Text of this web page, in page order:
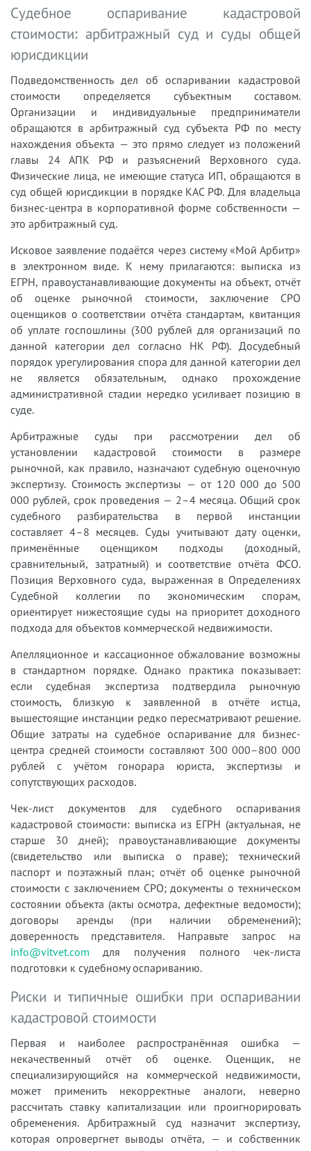
Судебное оспаривание кадастровой
стоимости: арбитражный суд и суды общей
юрисдикции
Подведомственность дел об оспаривании кадастровой
стоимости определяется субъектным составом.
Организации и индивидуальные предприниматели
обращаются в арбитражный суд субъекта РФ по месту
нахождения объекта — это прямо следует из положений
главы 24 АПК РФ и разъяснений Верховного суда.
Физические лица, не имеющие статуса ИП, обращаются в
суд общей юрисдикции в порядке КАС РФ. Для владельца
бизнес-центра в корпоративной форме собственности —
это арбитражный суд.
Исковое заявление подаётся через систему «Мой Арбитр»
в электронном виде. К нему прилагаются: выписка из
ЕГРН, правоустанавливающие документы на объект, отчёт
об оценке рыночной стоимости, заключение СРО
оценщиков о соответствии отчёта стандартам, квитанция
об уплате госпошлины (300 рублей для организаций по
данной категории дел согласно НК РФ). Досудебный
порядок урегулирования спора для данной категории дел
не является обязательным, однако прохождение
административной стадии нередко усиливает позицию в
суде.
Арбитражные суды при рассмотрении дел об
установлении кадастровой стоимости в размере
рыночной, как правило, назначают судебную оценочную
экспертизу. Стоимость экспертизы — от 120 000 до 500
000 рублей, срок проведения — 2–4 месяца. Общий срок
судебного разбирательства в первой инстанции
составляет 4–8 месяцев. Суды учитывают дату оценки,
применённые оценщиком подходы (доходный,
сравнительный, затратный) и соответствие отчёта ФСО.
Позиция Верховного суда, выраженная в Определениях
Судебной коллегии по экономическим спорам,
ориентирует нижестоящие суды на приоритет доходного
подхода для объектов коммерческой недвижимости.
Апелляционное и кассационное обжалование возможны
в стандартном порядке. Однако практика показывает:
если судебная экспертиза подтвердила рыночную
стоимость, близкую к заявленной в отчёте истца,
вышестоящие инстанции редко пересматривают решение.
Общие затраты на судебное оспаривание для бизнес-
центра средней стоимости составляют 300 000–800 000
рублей с учётом гонорара юриста, экспертизы и
сопутствующих расходов.
Чек-лист документов для судебного оспаривания
кадастровой стоимости: выписка из ЕГРН (актуальная, не
старше 30 дней); правоустанавливающие документы
(свидетельство или выписка о праве); технический
паспорт и поэтажный план; отчёт об оценке рыночной
стоимости с заключением СРО; документы о техническом
состоянии объекта (акты осмотра, дефектные ведомости);
договоры аренды (при наличии обременений);
доверенность представителя. Направьте запрос на
info@vitvet.com для получения полного чек-листа
подготовки к судебному оспариванию.
Риски и типичные ошибки при оспаривании
кадастровой стоимости
Первая и наиболее распространённая ошибка —
некачественный отчёт об оценке. Оценщик, не
специализирующийся на коммерческой недвижимости,
может применить некорректные аналоги, неверно
рассчитать ставку капитализации или проигнорировать
обременения. Арбитражный суд назначит экспертизу,
которая опровергнет выводы отчёта, — и собственник